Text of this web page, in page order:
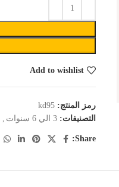
Add to wishlist
رمز المنتج: kd95
التصنيفات: 3 الي 6 سنوات ,
Share: